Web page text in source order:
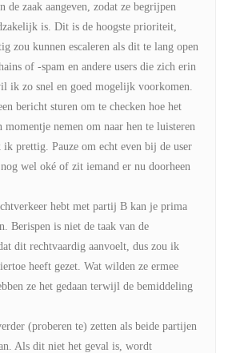
de zaak aangeven, zodat ze begrijpen
is. Dit is de hoogste prioriteit,
zou kunnen escaleren als dit te lang open
of -spam en andere users die zich erin
ik zo snel en goed mogelijk voorkomen.
bericht sturen om te checken hoe het
momentje nemen om naar hen te luisteren
ik prettig. Pauze om echt even bij de user
wel oké of zit iemand er nu doorheen
hebt met partij B kan je prima
Berispen is niet de taak van de
dit rechtvaardig aanvoelt, dus zou ik
heeft gezet. Wat wilden ze ermee
ze het gedaan terwijl de bemiddeling
(proberen te) zetten als beide partijen
Als dit niet het geval is, wordt